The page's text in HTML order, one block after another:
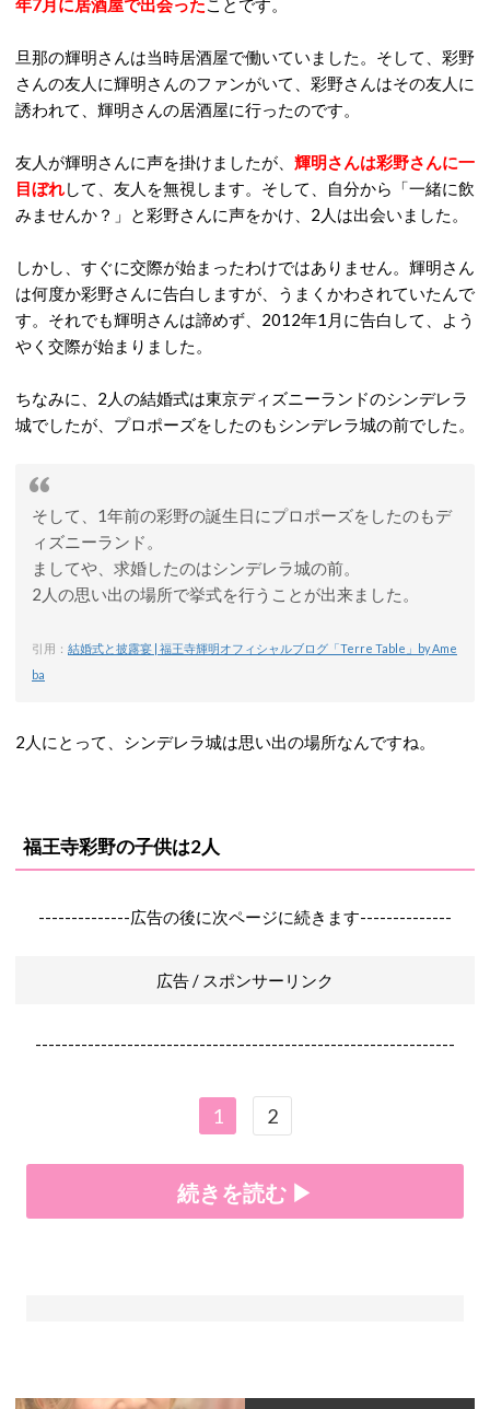
年7月に居酒屋で出会ったことです。
旦那の輝明さんは当時居酒屋で働いていました。そして、彩野
さんの友人に輝明さんのファンがいて、彩野さんはその友人に
誘われて、輝明さんの居酒屋に行ったのです。
友人が輝明さんに声を掛けましたが、 輝明さんは彩野さんに一
目ぼれして、友人を無視します。そして、自分から「一緒に飲
みませんか？」と彩野さんに声をかけ、2人は出会いました。
しかし、すぐに交際が始まったわけではありません。輝明さん
は何度か彩野さんに告白しますが、うまくかわされていたんで
す。それでも輝明さんは諦めず、2012年1月に告白して、よう
やく交際が始まりました。
ちなみに、2人の結婚式は東京ディズニーランドのシンデレラ
城でしたが、プロポーズをしたのもシンデレラ城の前でした。
そして、1年前の彩野の誕生日にプロポーズをしたのもデ
ィズニーランド。
ましてや、求婚したのはシンデレラ城の前。
2人の思い出の場所で挙式を行うことが出来ました。
引用： 結婚式と披露宴 | 福王寺輝明オフィシャルブログ「Terre Table」by Ame
ba
2人にとって、シンデレラ城は思い出の場所なんですね。
福王寺彩野の子供は2人
--------------広告の後に次ページに続きます--------------
広告 / スポンサーリンク
----------------------------------------------------------------
1 2
続きを読む ▶